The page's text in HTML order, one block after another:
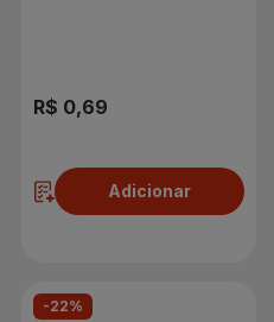
R$ 0,69
Adicionar
-22%